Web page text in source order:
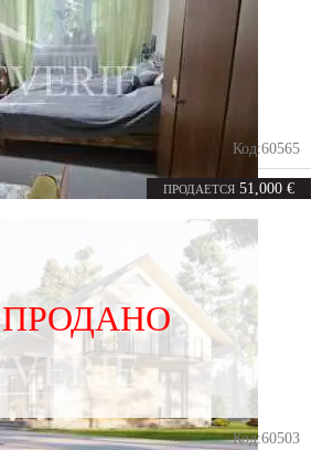
ПРОДАЕТСЯ 51,000 €
Код:60565
2комнаты 50.3 m²
ПРОДАНО
Код:60503